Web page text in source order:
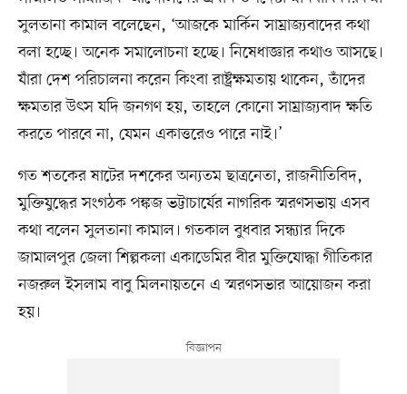
সুলতানা কামাল বলেছেন, ‘আজকে মার্কিন সাম্রাজ্যবাদের কথা
বলা হচ্ছে। অনেক সমালোচনা হচ্ছে। নিষেধাজ্ঞার কথাও আসছে।
যাঁরা দেশ পরিচালনা করেন কিংবা রাষ্ট্রক্ষমতায় থাকেন, তাঁদের
ক্ষমতার উৎস যদি জনগণ হয়, তাহলে কোনো সাম্রাজ্যবাদ ক্ষতি
করতে পারবে না, যেমন একাত্তরেও পারে নাই।’
গত শতকের ষাটের দশকের অন্যতম ছাত্রনেতা, রাজনীতিবিদ,
মুক্তিযুদ্ধের সংগঠক পঙ্কজ ভট্টাচার্যের নাগরিক স্মরণসভায় এসব
কথা বলেন সুলতানা কামাল। গতকাল বুধবার সন্ধ্যার দিকে
জামালপুর জেলা শিল্পকলা একাডেমির বীর মুক্তিযোদ্ধা গীতিকার
নজরুল ইসলাম বাবু মিলনায়তনে এ স্মরণসভার আয়োজন করা
হয়।